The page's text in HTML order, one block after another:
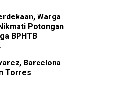
Warga
Potongan
BPHTB
Barcelona
Torres